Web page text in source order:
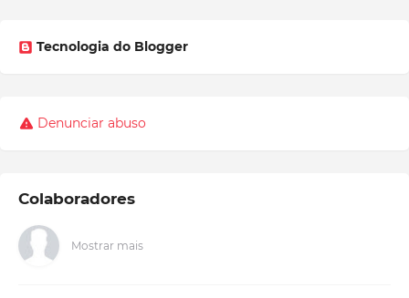
Tecnologia do Blogger
Denunciar abuso
Colaboradores
Mostrar mais